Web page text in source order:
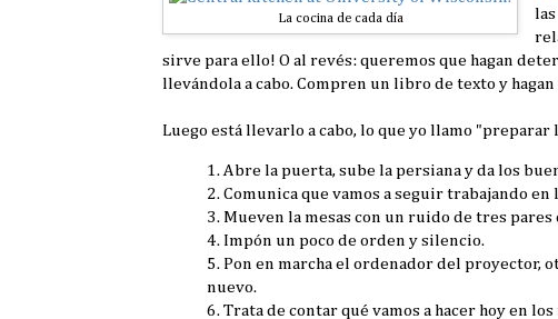
La cocina de cada día
sirve para ello! O al revés: queremos que hagan
llevándola a cabo. Compren un libro de texto y hagan
Luego está llevarlo a cabo, lo que yo llamo
1. Abre la puerta, sube la persiana y da los
2. Comunica que vamos a seguir trabajando
3. Mueven la mesas con un ruido de tres pares
4. Impón un poco de orden y silencio.
5. Pon en marcha el ordenador del proyector,
nuevo.
6. Trata de contar qué vamos a hacer hoy en